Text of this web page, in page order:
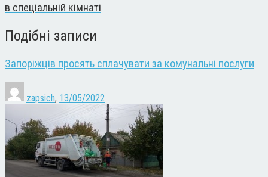
в спеціальній кімнаті
Подібні записи
Запоріжців просять сплачувати за комунальні послуги
zapsich, 13/05/2022